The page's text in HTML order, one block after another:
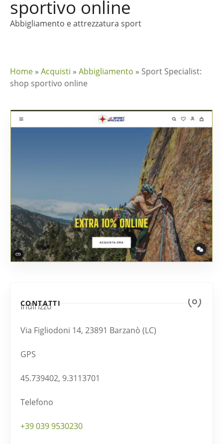
sportivo online
Abbigliamento e attrezzatura sport
Home » Acquisti » Abbigliamento » Sport Specialist:
shop sportivo online
CONTATTI
Indirizzo
Via Figliodoni 14, 23891 Barzanò (LC)
GPS
45.739402, 9.3113701
Telefono
+39 039 9530230